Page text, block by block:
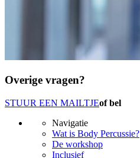
Overige vragen?
STUUR EEN MAILTJEof bel
Navigatie
Wat is Body Percussie?
De workshop
Inclusief